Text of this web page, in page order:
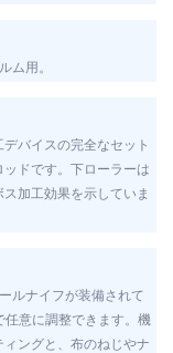
ム用。
バイスの完全なセット
ドです。下ローラーは
加工効果を示していま
ルナイフが装備されて
意に調整できます。機
ングと、布のねじやナ